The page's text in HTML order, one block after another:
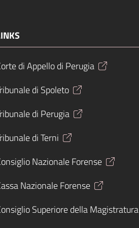
di Appello di Perugia
di Spoleto
di Perugia
di Terni
Nazionale Forense
Nazionale Forense
Superiore della Magistratura